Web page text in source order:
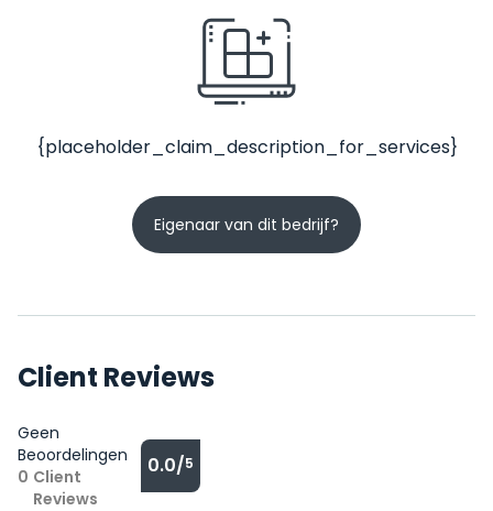
{placeholder_claim_description_for_services}
Eigenaar van dit bedrijf?
Client Reviews
Geen
Beoordelingen
0 Client
Reviews
0.0/5